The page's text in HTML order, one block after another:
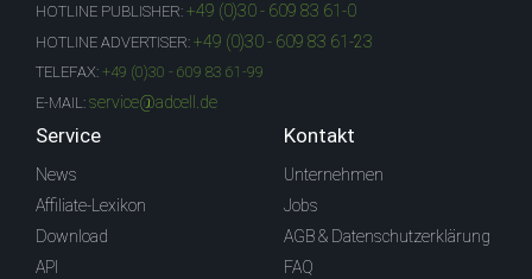
HOTLINE PUBLISHER: +49 (0)30 - 609 83 61-0
HOTLINE ADVERTISER: +49 (0)30 - 609 83 61-23
TELEFAX: +49 (0)30 - 609 83 61-99
E-MAIL: service@adcell.de
Service
News
Affiliate-Lexikon
Download
API
Kontakt
Unternehmen
Jobs
AGB & Datenschutzerklärung
FAQ